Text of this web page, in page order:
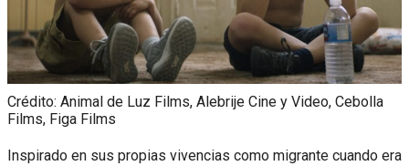
Crédito: Animal de Luz Films, Alebrije Cine y Video, Cebolla
Films, Figa Films
Inspirado en sus propias vivencias como migrante cuando era